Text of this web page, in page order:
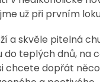
už při prvním
a skvěle pitelná
do teplých dnů, na
chcete dopřát